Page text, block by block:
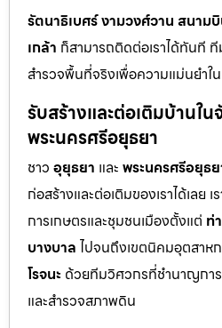
รัตนาธิเบศร์งามวงศ์วาน สนาม
เกล้า ก็สามารถติดต่อเราได้ทันที
สำรวจพื้นที่จริงเพื่อความแม่นยำใ
รับสร้างและต่อเติมบ้านใ
พระนครศรีอยุธยา
ชาว อุยุธยา และ พระนครศรีอยุธ
ก่อสร้างและต่อเติมของเราได้เลย
การเกษตรและชุมชนเมืองตั้งแต่ ท่
บางบาล ไปจนถึงเขตนิคมอุตสาห
โรจนะ ด้วยทีมวิศวกรที่ชำนาญการ
และสำรวจสภาพดิน